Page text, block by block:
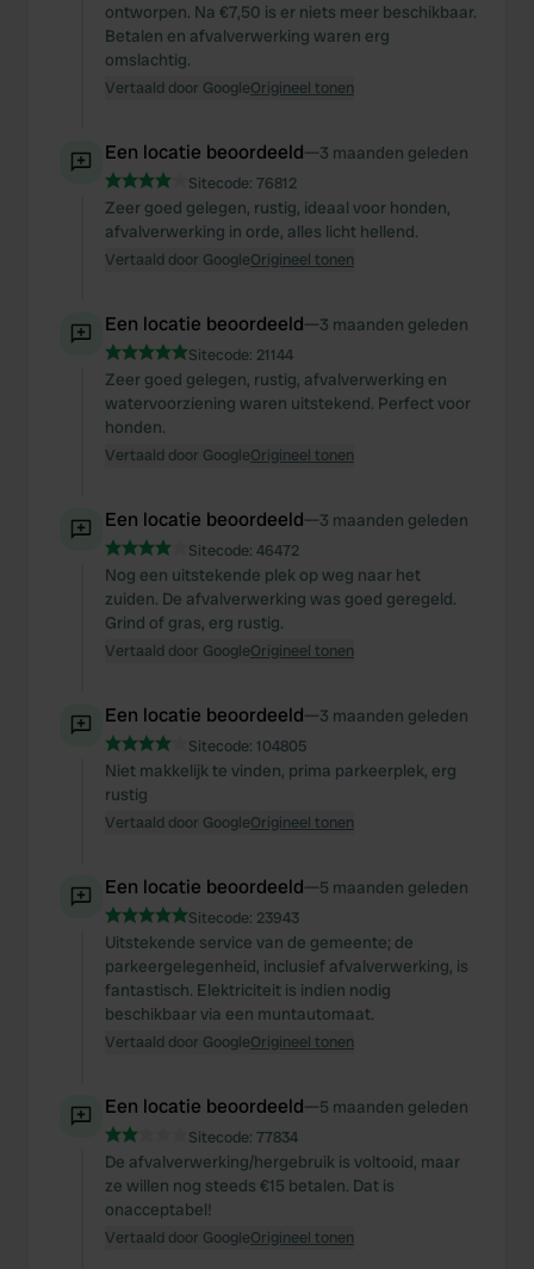
ontworpen. Na €7,50 is er niets meer beschikbaar.
Betalen en afvalverwerking waren erg
omslachtig.
Vertaald door GoogleOrigineel tonen
Een locatie beoordeeld—3 maanden geleden
Sitecode: 76812
Zeer goed gelegen, rustig, ideaal voor honden,
afvalverwerking in orde, alles licht hellend.
Vertaald door GoogleOrigineel tonen
Een locatie beoordeeld—3 maanden geleden
Sitecode: 21144
Zeer goed gelegen, rustig, afvalverwerking en
watervoorziening waren uitstekend. Perfect voor
honden.
Vertaald door GoogleOrigineel tonen
Een locatie beoordeeld—3 maanden geleden
Sitecode: 46472
Nog een uitstekende plek op weg naar het
zuiden. De afvalverwerking was goed geregeld.
Grind of gras, erg rustig.
Vertaald door GoogleOrigineel tonen
Een locatie beoordeeld—3 maanden geleden
Sitecode: 104805
Niet makkelijk te vinden, prima parkeerplek, erg
rustig
Vertaald door GoogleOrigineel tonen
Een locatie beoordeeld—5 maanden geleden
Sitecode: 23943
Uitstekende service van de gemeente; de
parkeergelegenheid, inclusief afvalverwerking, is
fantastisch. Elektriciteit is indien nodig
beschikbaar via een muntautomaat.
Vertaald door GoogleOrigineel tonen
Een locatie beoordeeld—5 maanden geleden
Sitecode: 77834
De afvalverwerking/hergebruik is voltooid, maar
ze willen nog steeds €15 betalen. Dat is
onacceptabel!
Vertaald door GoogleOrigineel tonen